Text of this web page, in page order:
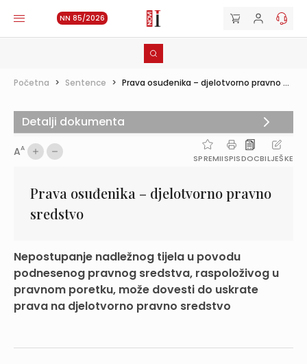
NN 85/2026
Početna > Sentence > Prava osuđenika – djelotvorno pravno ...
AA
SPREMIISPISDOCBILJEŠKE
Prava osuđenika – djelotvorno pravno
sredstvo
Nepostupanje nadležnog tijela u povodu
podnesenog pravnog sredstva, raspoloživog u
pravnom poretku, može dovesti do uskrate
prava na djelotvorno pravno sredstvo
Detalji dokumenta